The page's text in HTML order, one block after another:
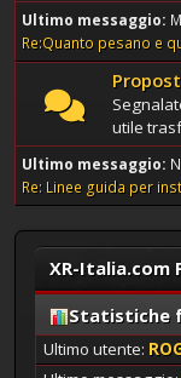
Ultimo messaggio:
Re:Quanto pesano e
utile
Ultimo messaggio:
Re: Linee guida per
XR-Italia.com
Statistiche
Ultimo utente: